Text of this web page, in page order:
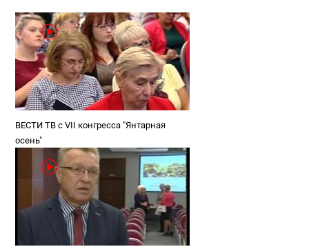
ВЕСТИ ТВ c VII конгресса "Янтарная
осень"